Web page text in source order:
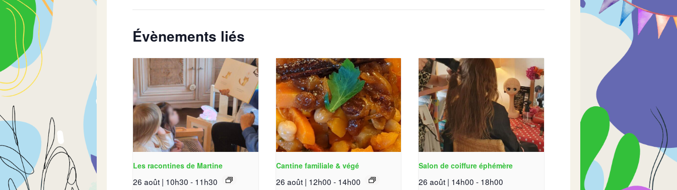
Évènements liés
Les racontines de Martine
26 août | 10h30 - 11h30
Cantine familiale & végé
26 août | 12h00 - 14h00
Salon de coiffure éphémère
26 août | 14h00 - 18h00